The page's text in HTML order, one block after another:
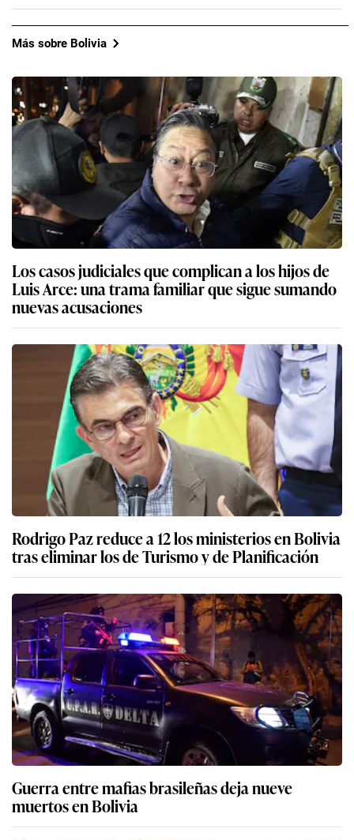
Más sobre Bolivia
Los casos judiciales que complican a los hijos de
Luis Arce: una trama familiar que sigue sumando
nuevas acusaciones
Rodrigo Paz reduce a 12 los ministerios en Bolivia
tras eliminar los de Turismo y de Planificación
Guerra entre mafias brasileñas deja nueve
muertos en Bolivia